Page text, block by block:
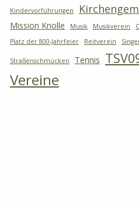
Kindervorführungen
Mission Knolle Musik Musikverein
Platz der 800-Jahrfeier
Reitverein
Straßenschmücken Tennis
Vereine